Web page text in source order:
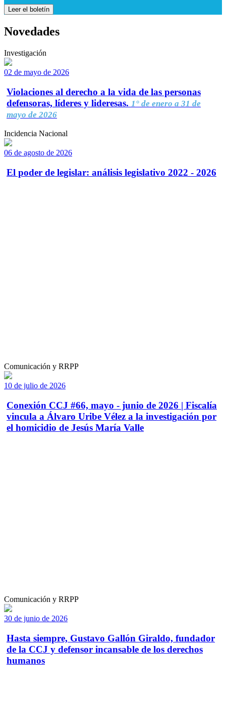
Leer el boletín
Novedades
Investigación
02 de mayo de 2026
Violaciones al derecho a la vida de las personas
defensoras, líderes y lideresas. 1° de enero a 31 de
mayo de 2026
Incidencia Nacional
06 de agosto de 2026
El poder de legislar: análisis legislativo 2022 - 2026
Comunicación y RRPP
10 de julio de 2026
Conexión CCJ #66, mayo - junio de 2026 | Fiscalía
vincula a Álvaro Uribe Vélez a la investigación por
el homicidio de Jesús María Valle
Comunicación y RRPP
30 de junio de 2026
Hasta siempre, Gustavo Gallón Giraldo, fundador
de la CCJ y defensor incansable de los derechos
humanos